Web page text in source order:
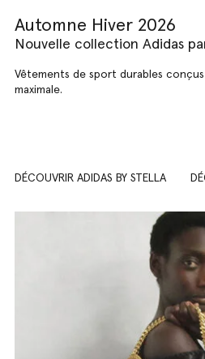
Automne Hiver 2026
Nouvelle collection Adidas
Vêtements de sport durables
maximale.
DÉCOUVRIR ADIDAS BY STELLA